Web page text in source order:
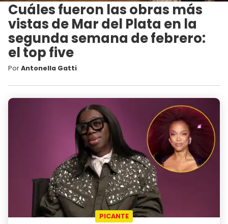
Cuáles fueron las obras más
vistas de Mar del Plata en la
segunda semana de febrero:
el top five
PorAntonella Gatti
PICANTE